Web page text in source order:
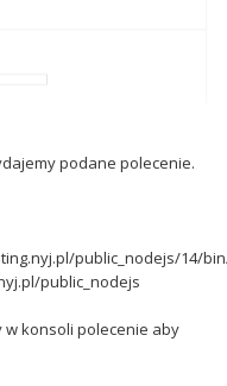
podane polecenie.
public_nodejs/14/
public_nodejs
konsoli polecenie aby